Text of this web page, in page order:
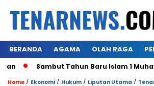
BERANDA AGAMA OLAH RAGA
Sambut Tahun Baru Islam 1 Muharram
Home / Ekonomi / Hukum / Liputan Utama /